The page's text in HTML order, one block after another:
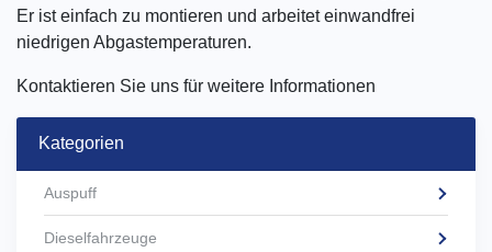
Er ist einfach zu montieren und arbeitet einwandfrei
niedrigen Abgastemperaturen.
Kontaktieren Sie uns für weitere Informationen
Kategorien
Auspuff
Dieselfahrzeuge